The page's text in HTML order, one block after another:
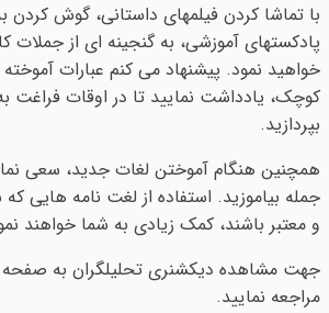
با تماشا کردن فیلمهای داستانی، گوش کردن
پادکستهای آموزشی، به گنجینه ای از جملات
خواهید نمود. پیشنهاد می کنم عبارات
کوچک، یادداشت نمایید تا در اوقات فراغت
بپردازید.
همچنین هنگام آموختن لغات جدید، سعی
جمله بیاموزید. استفاده از لغت نامه هایی
و معتبر باشند، کمک زیادی به شما خواهند
جهت مشاهده دیکشنری تحلیلگران به صفحه
مراجعه نمایید.